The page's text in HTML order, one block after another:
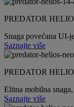
PREDATOR
Snaga povećana UI-
Saznajte više
PREDATOR
Elitna mobilna
Saznajte više